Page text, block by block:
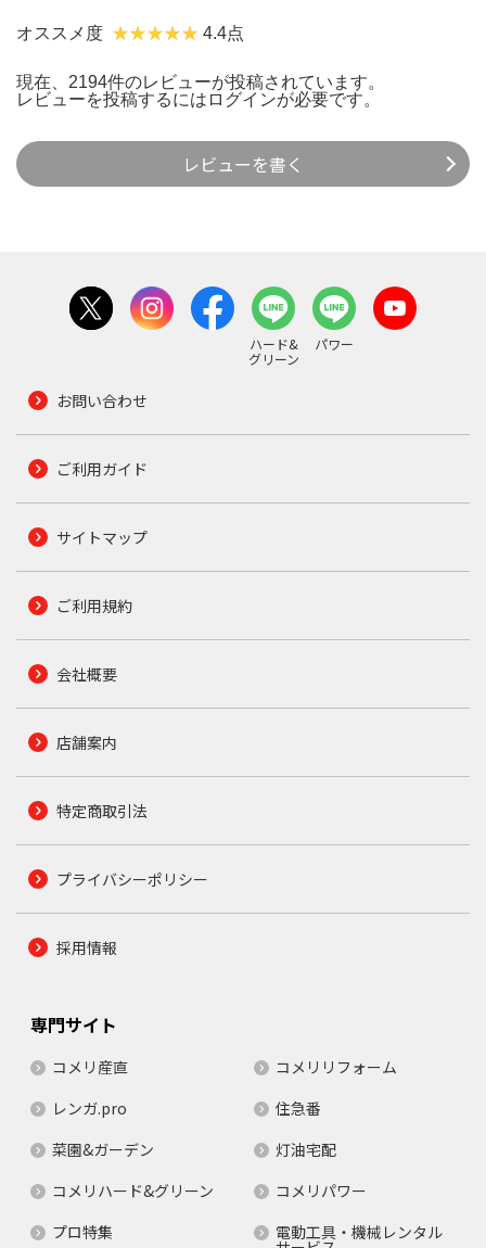
オススメ度 4.4点
現在、2194件のレビューが投稿されています。
レビューを投稿するには ログインが必要です。
レビューを書く
ハード&
グリーン
パワー
お問い合わせ
ご利用ガイド
サイトマップ
ご利用規約
会社概要
店舗案内
特定商取引法
プライバシーポリシー
採用情報
専門サイト
コメリ産直
コメリリフォーム
レンガ.pro
住急番
菜園&ガーデン
灯油宅配
コメリハード&グリーン
コメリパワー
プロ特集
電動工具・機械レンタル